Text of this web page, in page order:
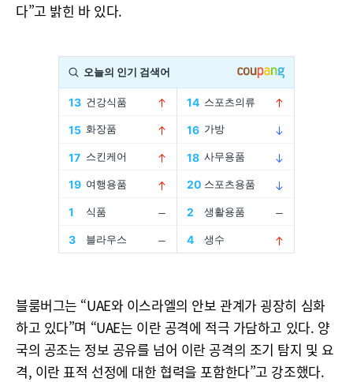
다”고 밝힌 바 있다.
블룸버그는 “UAE와 이스라엘의 안보 관계가 굉장히 심화
하고 있다”며 “UAE는 이란 공격에 적극 가담하고 있다. 양
국의 공조는 정보 공유를 넘어 이란 공격의 조기 탐지 및 요
격, 이란 표적 선정에 대한 협력을 포함한다”고 강조했다.